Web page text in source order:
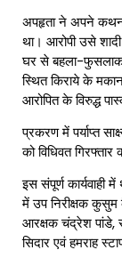
​अपहृता ने अपने कथन
था। आरोपी उसे
घर से बहला-
स्थित किराये के
आरोपित के विरुद्ध
​प्रकरण में पर्याप्त
को विधिवत
​इस संपूर्ण कार्यवाही
में उप निरीक्षक
आरक्षक चंद्रेश पांडे,
सिदार एवं हमराह